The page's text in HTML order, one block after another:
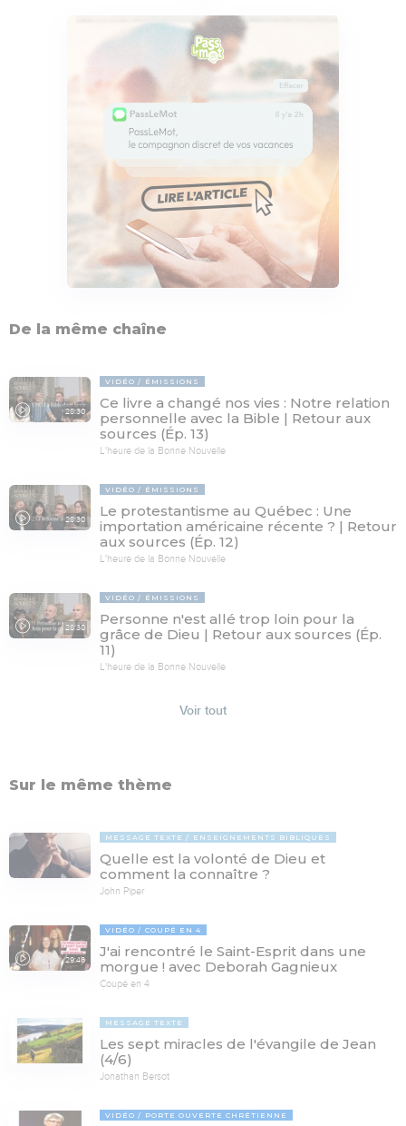
De la même chaîne
28:30
VIDÉO ÉMISSIONS
Ce livre a changé nos vies : Notre relation
personnelle avec la Bible | Retour aux
sources (Ép. 13)
L'heure de la Bonne Nouvelle
28:30
VIDÉO ÉMISSIONS
Le protestantisme au Québec : Une
importation américaine récente ? | Retour
aux sources (Ép. 12)
L'heure de la Bonne Nouvelle
28:30
VIDÉO ÉMISSIONS
Personne n'est allé trop loin pour la
grâce de Dieu | Retour aux sources (Ép.
11)
L'heure de la Bonne Nouvelle
Voir tout
Sur le même thème
MESSAGE TEXTE ENSEIGNEMENTS BIBLIQUES
Quelle est la volonté de Dieu et
comment la connaître ?
John Piper
29:46
VIDÉO COUPÉ EN 4
J'ai rencontré le Saint-Esprit dans une
morgue ! avec Deborah Gagnieux
Coupé en 4
MESSAGE TEXTE
Les sept miracles de l'évangile de Jean
(4/6)
Jonathan Bersot
VIDÉO PORTE OUVERTE CHRÉTIENNE